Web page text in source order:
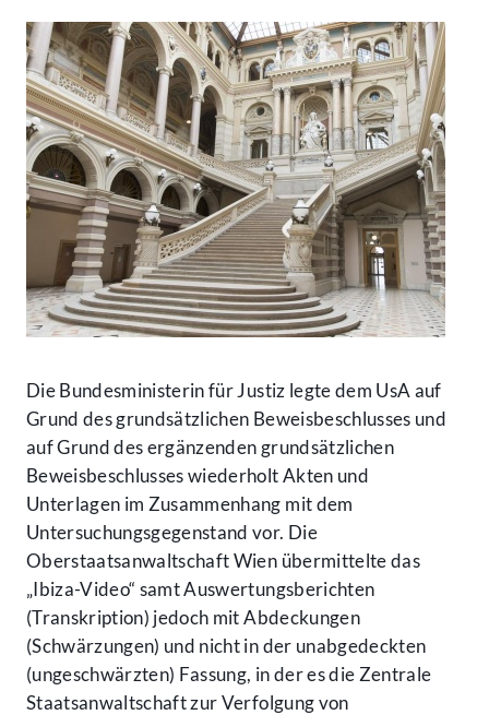
Die Bundesministerin für Justiz legte dem UsA auf
Grund des grundsätzlichen Beweisbeschlusses und
auf Grund des ergänzenden grundsätzlichen
Beweisbeschlusses wiederholt Akten und
Unterlagen im Zusammenhang mit dem
Untersuchungsgegenstand vor. Die
Oberstaatsanwaltschaft Wien übermittelte das
„Ibiza-Video“ samt Auswertungsberichten
(Transkription) jedoch mit Abdeckungen
(Schwärzungen) und nicht in der unabgedeckten
(ungeschwärzten) Fassung, in der es die Zentrale
Staatsanwaltschaft zur Verfolgung von